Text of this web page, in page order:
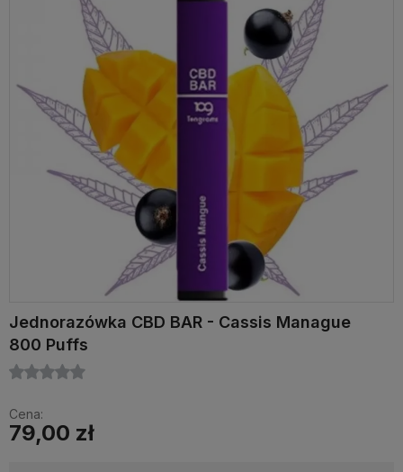
Jednorazówka CBD BAR - Cassis Manague
800 Puffs
Cena:
79,00 zł